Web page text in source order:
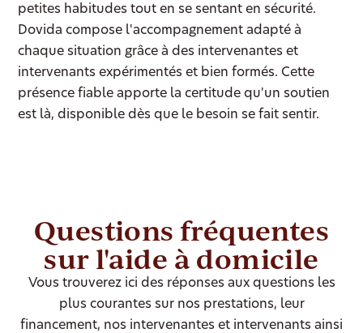
petites habitudes tout en se sentant en sécurité.
Dovida compose l'accompagnement adapté à
chaque situation grâce à des intervenantes et
intervenants expérimentés et bien formés. Cette
présence fiable apporte la certitude qu'un soutien
est là, disponible dès que le besoin se fait sentir.
Questions fréquentes
sur l'aide à domicile
Vous trouverez ici des réponses aux questions les
plus courantes sur nos prestations, leur
financement, nos intervenantes et intervenants ainsi